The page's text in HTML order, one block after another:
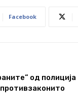
Facebook
од полиција